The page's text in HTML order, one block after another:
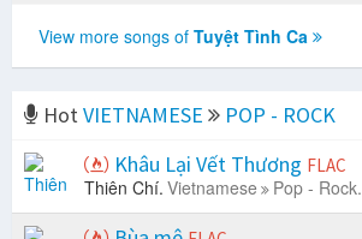
View more songs of Tuyệt Tình Ca
HotVIETNAMESE
POP - ROCK
Khâu Lại Vết Thương FLAC
Thiên Chí. Vietnamese Pop - Rock.